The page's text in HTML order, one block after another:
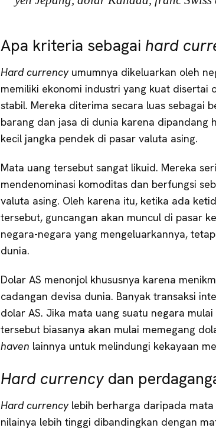
Apa kriteria sebagai hard
Hardcurrencyumumnya dikeluarkan oleh
memiliki ekonomi industri yang kuat disertai
stabil. Mereka diterima secara luas sebagai
barang dan jasa di dunia karena dipandang
kecil jangka pendek di pasar valuta asing.
Mata uang tersebut sangat likuid. Mereka
mendenominasi komoditas dan berfungsi
valuta asing. Oleh karena itu, ketika ada
tersebut, guncangan akan muncul di pasar
negara-negara yang mengeluarkannya,
dunia.
Dolar AS menonjol khususnya karena
cadangan devisa dunia. Banyak transaksi
dolar AS. Jika mata uang suatu negara
tersebut biasanya akan mulai memegang
haven lainnya untuk melindungi kekayaan
Hard currencydan
Hardcurrencylebih berharga daripada
nilainya lebih tinggi dibandingkan dengan